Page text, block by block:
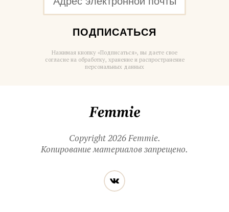
ПОДПИСАТЬСЯ
Нажимая кнопку «Подписаться», вы даете свое
согласие на обработку, хранение и распространение
персональных данных
Copyright 2026 Femmie.
Копирование материалов запрещено.
Читайте
нас
в социальных